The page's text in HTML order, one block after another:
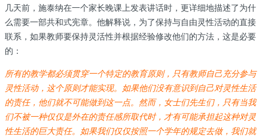
几天前，施泰纳在一个家长晚课上发表讲话时，更详细地描述了为什
么需要一部共和式宪章。他解释说，为了保持与自由灵性活动的直接
联系，如果教师要保持灵活性并根据经验修改他们的方法，这是必要
的：
所有的教学都必须贯穿一个特定的教育原则，只有教师自己充分参与
灵性活动，这个原则才能实现。如果他们没有意识到自己对灵性生活
的责任，他们就不可能做到这一点。然而，女士们先生们，只有当我
们不被一种仅仅是外在的责任感所取代时，才有可能承担起这种对灵
性生活的巨大责任。如果我们仅仅按照一个学年的规定去做，我们就